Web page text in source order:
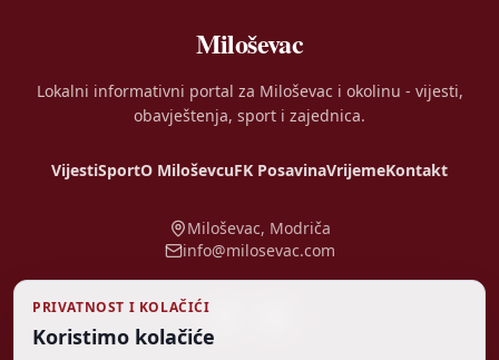
Miloševac
Lokalni informativni portal za Miloševac i okolinu - vijesti,
obavještenja, sport i zajednica.
VijestiSportO MiloševcuFK PosavinaVrijemeKontakt
Miloševac, Modriča
info@milosevac.com
PRIVATNOST I KOLAČIĆI
Koristimo kolačiće